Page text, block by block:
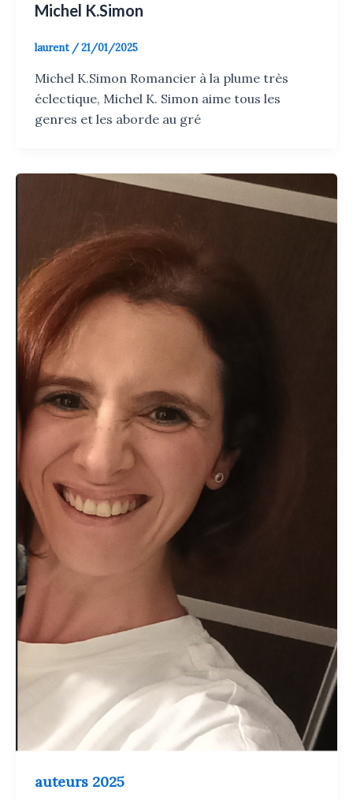
Michel K.Simon
laurent /21/01/2025
Michel K.Simon Romancier à la plume très
éclectique, Michel K. Simon aime tous les
genres et les aborde au gré
auteurs 2025